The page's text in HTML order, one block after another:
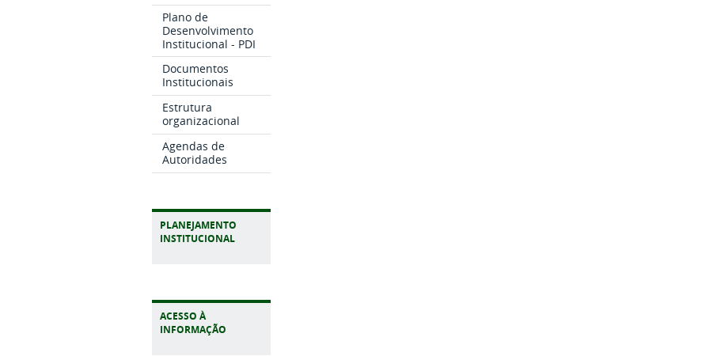
Plano de
Desenvolvimento
Institucional - PDI
Documentos
Institucionais
Estrutura
organizacional
Agendas de
Autoridades
PLANEJAMENTO
INSTITUCIONAL
ACESSO À
INFORMAÇÃO